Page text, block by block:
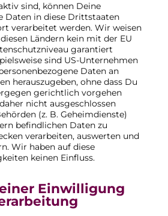
sind, können Deine
Daten in diese Drittstaaten
verarbeitet werden. Wir weisen
Ländern kein mit der EU
garantiert
sind US-Unternehmen
Daten an
herauszugeben, ohne dass Du
gerichtlich vorgehen
nicht ausgeschlossen
(z. B. Geheimdienste)
befindlichen Daten zu
verarbeiten, auswerten und
Wir haben auf diese
keinen Einfluss.
Einwilligung